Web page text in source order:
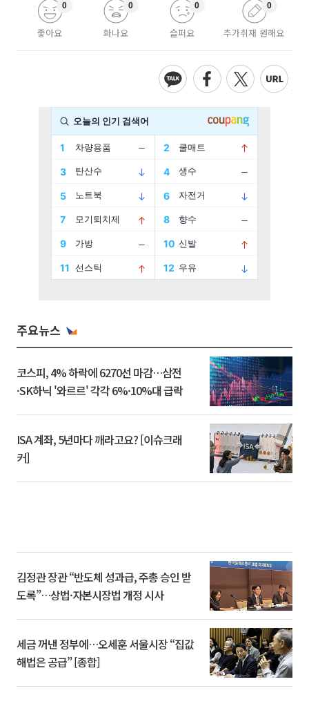
좋아요
0
화나요
0
슬퍼요
0
추가취재 원해요
0
주요뉴스
코스피, 4% 하락에 6270선 마감…삼전
·SK하닉 '와르르' 각각 6%·10%대 급락
ISA 계좌, 5년마다 깨라고요? [이슈크래
커]
김정관 장관 “반도체 성과급, 주총 승인 받
도록”…상법·자본시장법 개정 시사
세금 꺼낸 정부에…오세훈 서울시장 “집값
해법은 공급” [종합]